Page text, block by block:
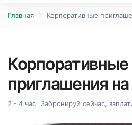
Главная Корпоративные
Корпоративные
приглашения
2 - 4 час Забронируй сейчас,